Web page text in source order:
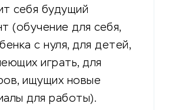
себя будущий
(обучение для себя,
с нуля, для детей,
играть, для
ищущих новые
для работы).